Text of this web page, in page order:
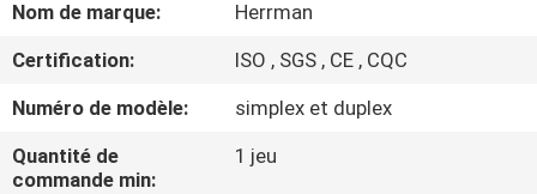
NOUS
VISITE
D'USINE
Nom de marque:
Herrman
Certification:
ISO , SGS , CE , CQC
Numéro de modèle:
simplex et duplex
Quantité de
commande min:
1 jeu